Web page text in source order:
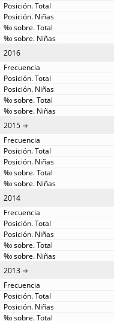
2016
2015
2014
2013